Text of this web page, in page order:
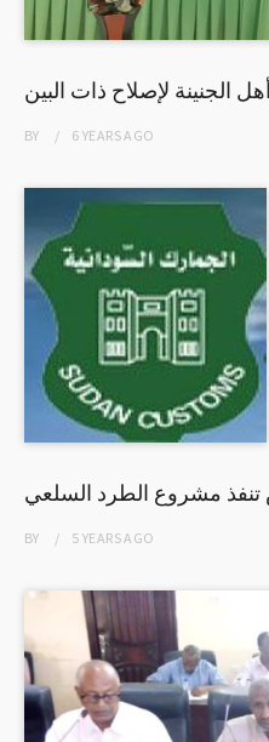
الجنينة لإصلاح ذات البين
BY 6 YEARSAGO
تنفذ مشروع الطرد السلعي
BY 5 YEARSAGO